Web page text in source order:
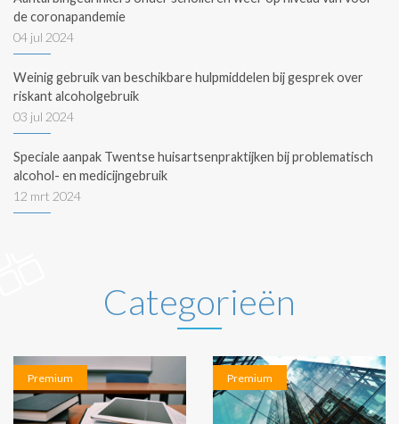
de coronapandemie
04 jul 2024
Weinig gebruik van beschikbare hulpmiddelen bij gesprek over
riskant alcoholgebruik
03 jul 2024
Speciale aanpak Twentse huisartsenpraktijken bij problematisch
alcohol- en medicijngebruik
12 mrt 2024
Categorieën
Premium Premium